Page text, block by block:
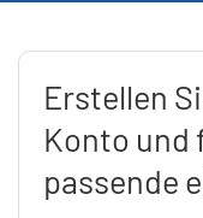
Erstellen
Konto und
passende